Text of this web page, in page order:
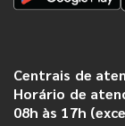
Centrais de
Horário de
08h às 17h